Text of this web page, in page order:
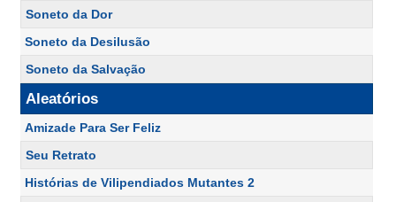
Soneto da Dor
Soneto da Desilusão
Soneto da Salvação
Aleatórios
Amizade Para Ser Feliz
Seu Retrato
Histórias de Vilipendiados Mutantes 2